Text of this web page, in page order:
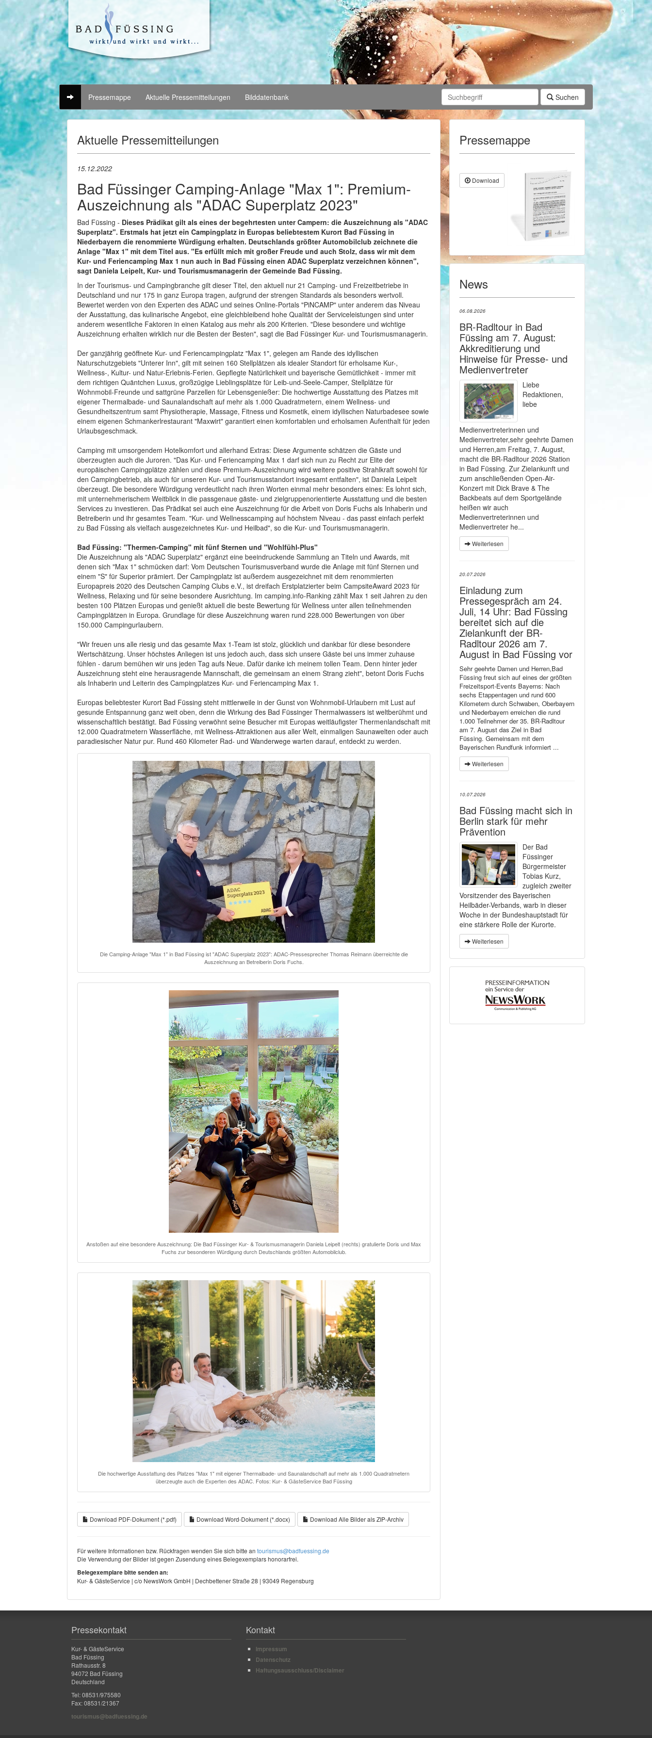
Pressemappe Aktuelle Pressemitteilungen Bilddatenbank Suchen
Aktuelle Pressemitteilungen
15.12.2022
Bad Füssinger Camping-Anlage "Max 1": Premium-
Auszeichnung als "ADAC Superplatz 2023"
Bad Füssing - Dieses Prädikat gilt als eines der begehrtesten unter Campern: die Auszeichnung als "ADAC
Superplatz". Erstmals hat jetzt ein Campingplatz in Europas beliebtestem Kurort Bad Füssing in
Niederbayern die renommierte Würdigung erhalten. Deutschlands größter Automobilclub zeichnete die
Anlage "Max 1" mit dem Titel aus. "Es erfüllt mich mit großer Freude und auch Stolz, dass wir mit dem
Kur- und Feriencamping Max 1 nun auch in Bad Füssing einen ADAC Superplatz verzeichnen können",
sagt Daniela Leipelt, Kur- und Tourismusmanagerin der Gemeinde Bad Füssing.
In der Tourismus- und Campingbranche gilt dieser Titel, den aktuell nur 21 Camping- und Freizeitbetriebe in
Deutschland und nur 175 in ganz Europa tragen, aufgrund der strengen Standards als besonders wertvoll.
Bewertet werden von den Experten des ADAC und seines Online-Portals "PiNCAMP" unter anderem das Niveau
der Ausstattung, das kulinarische Angebot, eine gleichbleibend hohe Qualität der Serviceleistungen sind unter
anderem wesentliche Faktoren in einen Katalog aus mehr als 200 Kriterien. "Diese besondere und wichtige
Auszeichnung erhalten wirklich nur die Besten der Besten", sagt die Bad Füssinger Kur- und Tourismusmanagerin.
Der ganzjährig geöffnete Kur- und Feriencampingplatz "Max 1", gelegen am Rande des idyllischen
Naturschutzgebiets "Unterer Inn", gilt mit seinen 160 Stellplätzen als idealer Standort für erholsame Kur-,
Wellness-, Kultur- und Natur-Erlebnis-Ferien. Gepflegte Natürlichkeit und bayerische Gemütlichkeit - immer mit
dem richtigen Quäntchen Luxus, großzügige Lieblingsplätze für Leib-und-Seele-Camper, Stellplätze für
Wohnmobil-Freunde und sattgrüne Parzellen für Lebensgenießer: Die hochwertige Ausstattung des Platzes mit
eigener Thermalbade- und Saunalandschaft auf mehr als 1.000 Quadratmetern, einem Wellness- und
Gesundheitszentrum samt Physiotherapie, Massage, Fitness und Kosmetik, einem idyllischen Naturbadesee sowie
einem eigenen Schmankerlrestaurant "Maxwirt" garantiert einen komfortablen und erholsamen Aufenthalt für jeden
Urlaubsgeschmack.
Camping mit umsorgendem Hotelkomfort und allerhand Extras: Diese Argumente schätzen die Gäste und
überzeugten auch die Juroren. "Das Kur- und Feriencamping Max 1 darf sich nun zu Recht zur Elite der
europäischen Campingplätze zählen und diese Premium-Auszeichnung wird weitere positive Strahlkraft sowohl für
den Campingbetrieb, als auch für unseren Kur- und Tourismusstandort insgesamt entfalten", ist Daniela Leipelt
überzeugt. Die besondere Würdigung verdeutlicht nach ihren Worten einmal mehr besonders eines: Es lohnt sich,
mit unternehmerischem Weitblick in die passgenaue gäste- und zielgruppenorientierte Ausstattung und die besten
Services zu investieren. Das Prädikat sei auch eine Auszeichnung für die Arbeit von Doris Fuchs als Inhaberin und
Betreiberin und ihr gesamtes Team. "Kur- und Wellnesscamping auf höchstem Niveau - das passt einfach perfekt
zu Bad Füssing als vielfach ausgezeichnetes Kur- und Heilbad", so die Kur- und Tourismusmanagerin.
Bad Füssing: "Thermen-Camping" mit fünf Sternen und "Wohlfühl-Plus"
Die Auszeichnung als "ADAC Superplatz" ergänzt eine beeindruckende Sammlung an Titeln und Awards, mit
denen sich "Max 1" schmücken darf: Vom Deutschen Tourismusverband wurde die Anlage mit fünf Sternen und
einem "S" für Superior prämiert. Der Campingplatz ist außerdem ausgezeichnet mit dem renommierten
Europapreis 2020 des Deutschen Camping Clubs e.V., ist dreifach Erstplatzierter beim CampsiteAward 2023 für
Wellness, Relaxing und für seine besondere Ausrichtung. Im camping.info-Ranking zählt Max 1 seit Jahren zu den
besten 100 Plätzen Europas und genießt aktuell die beste Bewertung für Wellness unter allen teilnehmenden
Campingplätzen in Europa. Grundlage für diese Auszeichnung waren rund 228.000 Bewertungen von über
150.000 Campingurlaubern.
"Wir freuen uns alle riesig und das gesamte Max 1-Team ist stolz, glücklich und dankbar für diese besondere
Wertschätzung. Unser höchstes Anliegen ist uns jedoch auch, dass sich unsere Gäste bei uns immer zuhause
fühlen - darum bemühen wir uns jeden Tag aufs Neue. Dafür danke ich meinem tollen Team. Denn hinter jeder
Auszeichnung steht eine herausragende Mannschaft, die gemeinsam an einem Strang zieht", betont Doris Fuchs
als Inhaberin und Leiterin des Campingplatzes Kur- und Feriencamping Max 1.
Europas beliebtester Kurort Bad Füssing steht mittlerweile in der Gunst von Wohnmobil-Urlaubern mit Lust auf
gesunde Entspannung ganz weit oben, denn die Wirkung des Bad Füssinger Thermalwassers ist weltberühmt und
wissenschaftlich bestätigt. Bad Füssing verwöhnt seine Besucher mit Europas weitläufigster Thermenlandschaft mit
12.000 Quadratmetern Wasserfläche, mit Wellness-Attraktionen aus aller Welt, einmaligen Saunawelten oder auch
paradiesischer Natur pur. Rund 460 Kilometer Rad- und Wanderwege warten darauf, entdeckt zu werden.
Die Camping-Anlage "Max 1" in Bad Füssing ist "ADAC Superplatz 2023": ADAC-Pressesprecher Thomas Reimann überreichte die
Auszeichnung an Betreiberin Doris Fuchs.
Anstoßen auf eine besondere Auszeichnung: Die Bad Füssinger Kur- & Tourismusmanagerin Daniela Leipelt (rechts) gratulierte Doris und Max
Fuchs zur besonderen Würdigung durch Deutschlands größten Automobilclub.
Die hochwertige Ausstattung des Platzes "Max 1" mit eigener Thermalbade- und Saunalandschaft auf mehr als 1.000 Quadratmetern
überzeugte auch die Experten des ADAC. Fotos: Kur- & GästeService Bad Füssing
Download PDF-Dokument (*.pdf) Download Word-Dokument (*.docx) Download Alle Bilder als ZIP-Archiv
Für weitere Informationen bzw. Rückfragen wenden Sie sich bitte an tourismus@badfuessing.de
Die Verwendung der Bilder ist gegen Zusendung eines Belegexemplars honorarfrei.
Belegexemplare bitte senden an:
Kur- & GästeService | c/o NewsWork GmbH | Dechbettener Straße 28 | 93049 Regensburg
Pressemappe
Download
News
06.08.2026
BR-Radltour in Bad
Füssing am 7. August:
Akkreditierung und
Hinweise für Presse- und
Medienvertreter
Liebe
Redaktionen,
liebe
Medienvertreterinnen und
Medienvertreter,sehr geehrte Damen
und Herren,am Freitag, 7. August,
macht die BR-Radltour 2026 Station
in Bad Füssing. Zur Zielankunft und
zum anschließenden Open-Air-
Konzert mit Dick Brave & The
Backbeats auf dem Sportgelände
heißen wir auch
Medienvertreterinnen und
Medienvertreter he...
Weiterlesen
20.07.2026
Einladung zum
Pressegespräch am 24.
Juli, 14 Uhr: Bad Füssing
bereitet sich auf die
Zielankunft der BR-
Radltour 2026 am 7.
August in Bad Füssing vor
Sehr geehrte Damen und Herren,Bad
Füssing freut sich auf eines der größten
Freizeitsport-Events Bayerns: Nach
sechs Etappentagen und rund 600
Kilometern durch Schwaben, Oberbayern
und Niederbayern erreichen die rund
1.000 Teilnehmer der 35. BR-Radltour
am 7. August das Ziel in Bad
Füssing. Gemeinsam mit dem
Bayerischen Rundfunk informiert ...
Weiterlesen
10.07.2026
Bad Füssing macht sich in
Berlin stark für mehr
Prävention
Der Bad
Füssinger
Bürgermeister
Tobias Kurz,
zugleich zweiter
Vorsitzender des Bayerischen
Heilbäder-Verbands, warb in dieser
Woche in der Bundeshauptstadt für
eine stärkere Rolle der Kurorte.
Weiterlesen
Pressekontakt
Kur- & GästeService
Bad Füssing
Rathausstr. 8
94072 Bad Füssing
Deutschland
Tel: 08531/975580
Fax: 08531/21367
tourismus@badfuessing.de
Kontakt
Impressum
Datenschutz
Haftungsausschluss/Disclaimer